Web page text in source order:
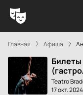
Главная Афиша
Билеты
Teatro
17 окт. 2024